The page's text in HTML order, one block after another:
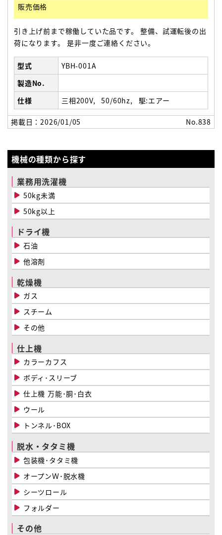
販売価格
引き上げ前まで稼働していた品です。 整備、試運転後の出
荷になります。 是非一度ご連絡ください。
型式
YBH-001A
製造No.
仕様
三相200V 50/60hz 駆:エアー
掲載日：2026/01/05 No.838
機械の種類から探す
業務用洗濯機
50kg未満
50kg以上
ドライ機
石油
他溶剤
乾燥機
ガス
スチーム
その他
仕上機
カラーカフス
ボディ･スリーブ
仕上機 万能･胴･白衣
ウール
トンネル･BOX
脱水・タタミ機
包装機･タタミ機
オープンＷ･脱水機
シーツロール
フォルダー
その他